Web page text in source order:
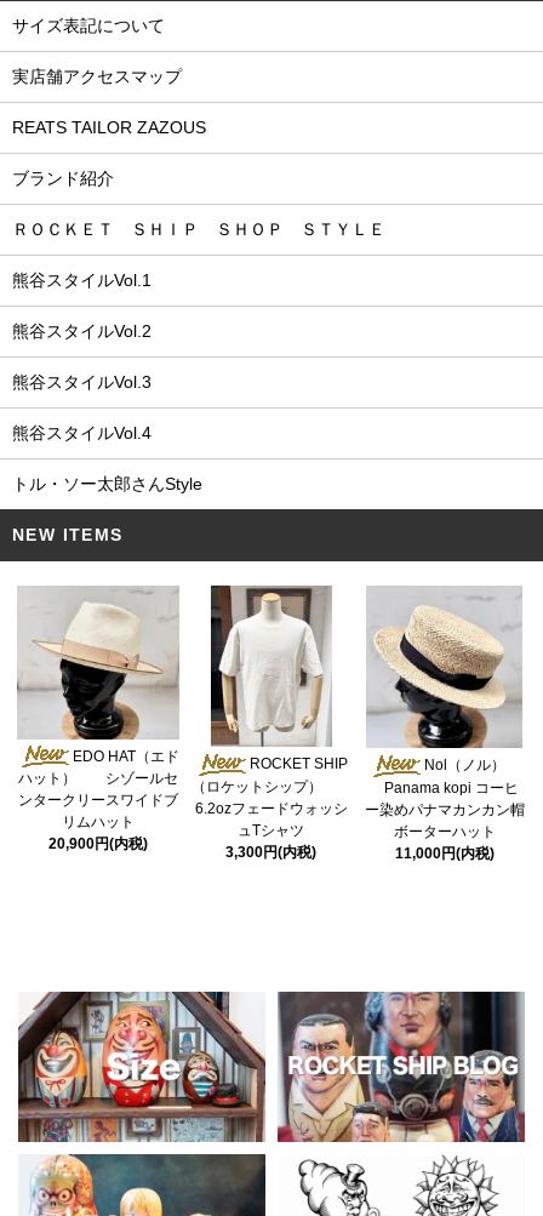
サイズ表記について
実店舗アクセスマップ
REATS TAILOR ZAZOUS
ブランド紹介
ＲＯＣＫＥＴ ＳＨＩＰ ＳＨＯＰ ＳＴＹＬＥ
熊谷スタイルVol.1
熊谷スタイルVol.2
熊谷スタイルVol.3
熊谷スタイルVol.4
トル・ソー太郎さんStyle
NEW ITEMS
EDO HAT（エド
ハット） シゾールセ
ンタークリースワイドブ
リムハット
20,900円(内税)
ROCKET SHIP
（ロケットシップ）
6.2ozフェードウォッシ
ュTシャツ
3,300円(内税)
Nol（ノル）
Panama kopi コーヒ
ー染めパナマカンカン帽
ボーターハット
11,000円(内税)